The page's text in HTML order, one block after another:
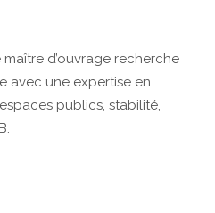
d’ouvrage recherche
avec une expertise en
publics, stabilité,